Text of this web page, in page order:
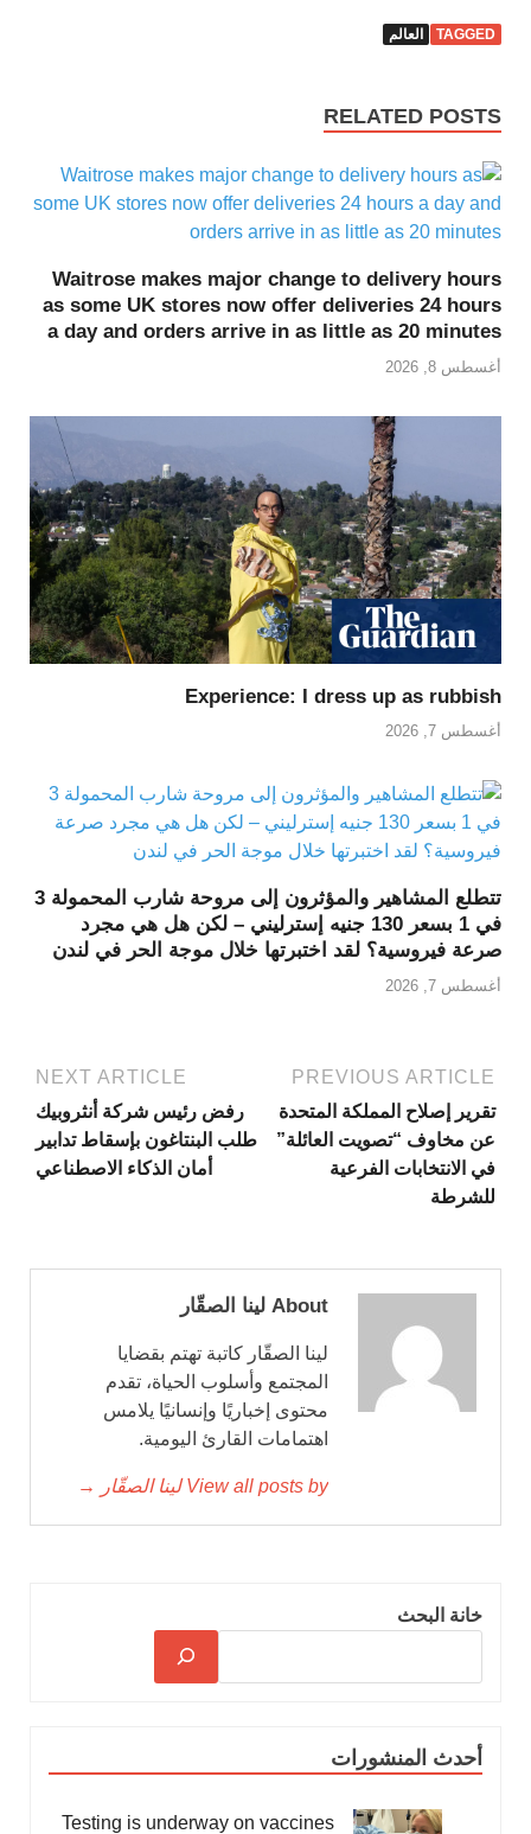
TAGGED العالم
RELATED POSTS
Waitrose makes major change to delivery hours
as some UK stores now offer deliveries 24 hours
a day and orders arrive in as little as 20 minutes
أغسطس 8, 2026
Experience: I dress up as rubbish
أغسطس 7, 2026
تتطلع المشاهير والمؤثرون إلى مروحة شارب المحمولة 3
في 1 بسعر 130 جنيه إسترليني – لكن هل هي مجرد
صرعة فيروسية؟ لقد اختبرتها خلال موجة الحر في لندن
أغسطس 7, 2026
PREVIOUS ARTICLE
تقرير إصلاح المملكة المتحدة
عن مخاوف “تصويت العائلة”
في الانتخابات الفرعية
للشرطة
NEXT ARTICLE
رفض رئيس شركة أنثروبيك
طلب البنتاغون بإسقاط تدابير
أمان الذكاء الاصطناعي
About لينا الصقّار
لينا الصقّار كاتبة تهتم بقضايا
المجتمع وأسلوب الحياة، تقدم
محتوى إخباريًا وإنسانيًا يلامس
اهتمامات القارئ اليومية.
View all posts by لينا الصقّار →
خانة البحث
أحدث المنشورات
Testing is underway on vaccines